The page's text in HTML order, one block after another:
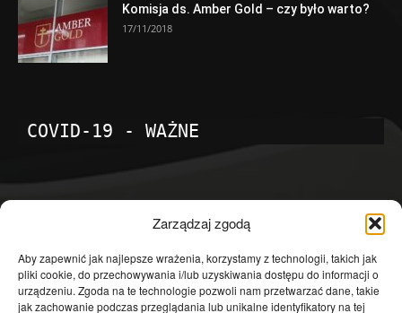
Zarządzaj zgodą
Aby zapewnić jak najlepsze wrażenia, korzystamy z technologii, takich jak
pliki cookie, do przechowywania i/lub uzyskiwania dostępu do informacji o
urządzeniu. Zgoda na te technologie pozwoli nam przetwarzać dane, takie
jak zachowanie podczas przeglądania lub unikalne identyfikatory na tej
Komisja ds. Amber Gold – czy było warto?
17/11/2018
COVID-19 - WAŻNE
Temat dnia
4601
Publicystyka
4363